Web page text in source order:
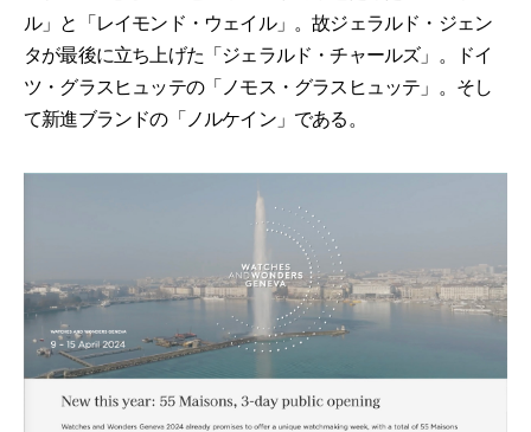
ル」と「レイモンド・ウェイル」。故ジェラルド・ジェン
タが最後に立ち上げた「ジェラルド・チャールズ」。ドイ
ツ・グラスヒュッテの「ノモス・グラスヒュッテ」。そし
て新進ブランドの「ノルケイン」である。